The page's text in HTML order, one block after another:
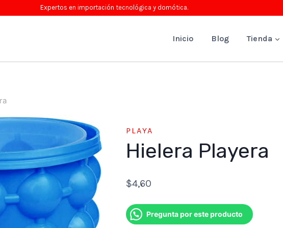
Expertos en importación tecnológica y domótica.
Inicio Blog Tienda
PLAYA
Hielera Playera
$4,60
Pregunta por este producto